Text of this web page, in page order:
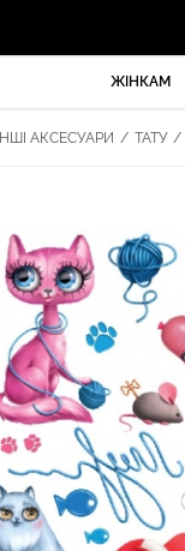
ЖІНКАМ
ІНШІ АКСЕСУАРИ / ТАТУ /